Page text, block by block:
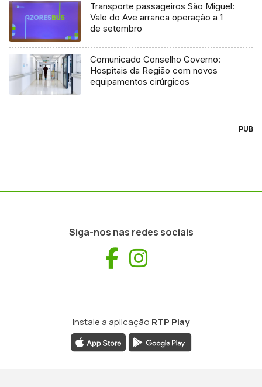
Transporte passageiros São Miguel:
Vale do Ave arranca operação a 1
de setembro
Comunicado Conselho Governo:
Hospitais da Região com novos
equipamentos cirúrgicos
PUB
Siga-nos nas redes sociais
Facebook
Instale a aplicação RTP Play